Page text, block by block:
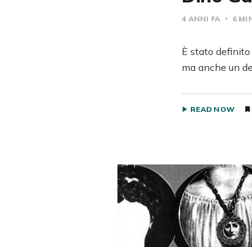
4 ANNI FA 6
È stato
ma anche un
READ NOW